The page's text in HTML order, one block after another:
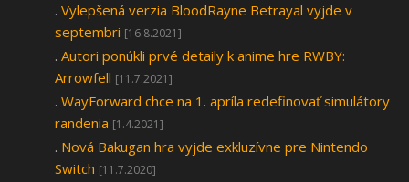
. Vylepšená verzia BloodRayne Betrayal vyjde v
septembri [16.8.2021]
. Autori ponúkli prvé detaily k anime hre RWBY:
Arrowfell [11.7.2021]
. WayForward chce na 1. apríla redefinovať simulátory
randenia [1.4.2021]
. Nová Bakugan hra vyjde exkluzívne pre Nintendo
Switch [11.7.2020]